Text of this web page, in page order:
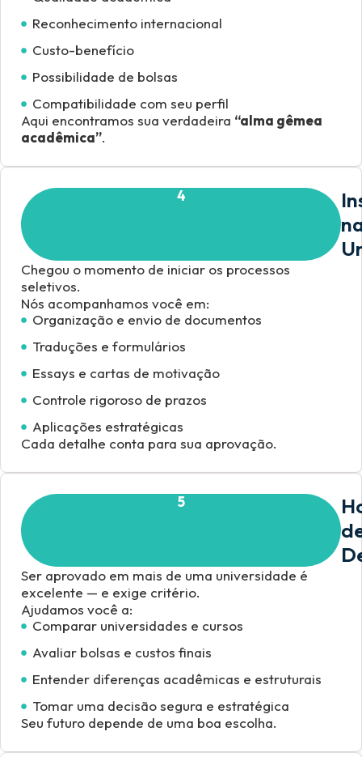
Reconhecimento internacional
Custo-benefício
Possibilidade de bolsas
Compatibilidade com seu perfil
Aqui encontramos sua verdadeira “alma gêmea
acadêmica”.
4
Chegou o momento de iniciar os processos
seletivos.
Nós acompanhamos você em:
Organização e envio de documentos
Traduções e formulários
Essays e cartas de motivação
Controle rigoroso de prazos
Aplicações estratégicas
Cada detalhe conta para sua aprovação.
5
Ser aprovado em mais de uma universidade é
excelente — e exige critério.
Ajudamos você a:
Comparar universidades e cursos
Avaliar bolsas e custos finais
Entender diferenças acadêmicas e estruturais
Tomar uma decisão segura e estratégica
Seu futuro depende de uma boa escolha.